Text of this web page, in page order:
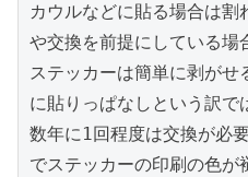
カウルなどに貼る場合は
や交換を前提にしている場
ステッカーは簡単に剥が
に貼りっぱなしという訳で
数年に1回程度は交換が必
でステッカーの印刷の色